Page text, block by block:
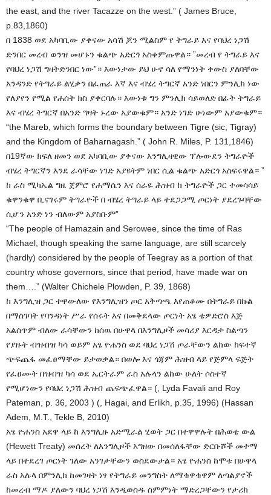
the east, and the river Tacazze on the west.” ( James Bruce,
p.83,1860)
በ 1838 ወደ አካባቢው ያቀናው አሳሽ ጆን ሚልስም የ ትግራይ እና የባህረ ነጋሽ
ድንበር መረብ ወንዝ መሆኑን ቁልጭ አድርጎ አስቀምጡዋል። ”መረብ የ ትግራይ እና
የባህረ ነጋሽ ግዛትድንበር ነው”። እውነታው ይህ ሁኖ ሳለ የማንነት ቀውስ ያለባቸው
አንዳንድ የትግራይ ልሂቃን በፈጠራ እኛ እና ብሄረ ትግርኛ አንድ ነበርን ምንሊክ ነው
የለያየን የሚል የሐሰት ክስ ያቀርባሉ። እውነቱ ግን ምንሊክ ሳይወለድ በፊት ትግራይ
እና ብሄረ ትግርኛ በአንድ ግዛት ኑረው አያውቁም። አንድ ነገድ ሁነውም አያውቁም።
“the Mareb, which forms the boundary between Tigre (sic, Tigray)
and the Kingdom of Baharnagash.” ( John R. Miles, P. 131,1846)
በ19ኛው ክፍለ ዘመን ወደ አካባቢው ያቀናው እንግሊዛዊው ፕሎውደን ትግራዮች
ብሄረ ትግርኛን እንደ ራሳቸው ነገድ አያዩትም ነበር ሲል ቁልጭ አድርጎ አስፍሩዋል። ”
ከ ራስ ሚካኤል ግዜ ጀምሮ የሐማሴን እና ሰራዬ ሕዝብ ከ ትግራዮች ጋር ተመሳሳይ
ቁዋንቁዋ ቢናገሩም ትግራዮች በ ብሄረ ትግራይ ላይ ተደጋጋሚ ጦርነት ያደረጉባቸው
ሲሆን አንድ ነን ብለውም አያስቡም”
“The people of Hamazain and Serowee, since the time of Ras
Michael, though speaking the same language, are still scarcely
(hardly) considered by the people of Teegray as a portion of that
country whose governors, since that period, have made war on
them….” (Walter Chichele Plowden, P. 39, 1868)
ከ እንግሊዝ ጋር ተዋውለው የእንግሊዝን ጦር አቅጣጫ እየጠቆሙ በትግራይ በኩል
በማስገባት የባንዳነት ሥራ የሰሩት እና በመቅደላው ጦርነት አፄ ቴዎድሮስ እጅ
አልሰጥም ብለው ራሳቸውን ከሰዉ በሁዋላ በእንግሊዞች መሳሪያ እርዳታ ስልጣን
የያዙት ብዝብዝ ካሳ ወይም አፄ ዮሐንስ ወደ ባህረ ነጋሽ ጦራቸውን ልከው ከፍተኛ
ጭፍጨፋ መፈፀማቸው ይታወቃል። በወሎ እና ጎጃም ሕዝብ ላይ የጅምላ ፍጅት
የፈፀሙት በዝብዝ ካሳ ወደ ኤርትራም ራስ አሉላን ልከው ሁለት ሶስተኛ
የሚሆነውን የባህረ ነጋሽ ሕዝብ ጨፍጭፈዋል። (, Lyda Favali and Roy
Pateman, p. 36, 2003 ) (, Hagai, and Erlikh, p.35, 1996) (Hassan
Adem, M.T., Tekle B, 2010)
አፄ ዮሐንስ አደዋ ላይ ከ እንግሊዙ አድሚራል ሂወት ጋር በተዋዋሉት በሕወቴ ውል
(Hewett Treaty) መሰረት ለእንግሊዞች አግዘው በመሰለፋቸው ድርቡሾች መተማ
ላይ በተደረገ ጦርነት ገለው አንገታቸውን ወስደውታል። አፄ ዮሐንስ ከሞቱ በሁዋላ
ራስ አሉላ በምንሊክ ከመገዛት ነፃ የትግራይ መንግስት ለማቁዋቁዋም ለጣልያኖች
ከመረብ ማዶ ያለውን ባህረ ነጋሽ እንዲወስዱ ስምምነት ማድረጋቸውን የታሪክ